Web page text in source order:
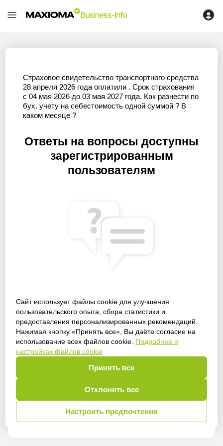
Сайт использует файлы cookie для улучшения
пользовательского опыта, сбора статистики и
предоставления персонализированных рекомендаций.
Нажимая кнопку «Принять все», Вы даёте согласие на
использование всех файлов cookie. Подробнее о
настройках файлов cookie
Принять все
Отклонить все
Настроить предпочтения
Страховое свидетельство транспортного средства
28 апреля 2026 года оплатили . Срок страхования
с 04 мая 2026 до 03 мая 2027 года. Как разнести по
бух. учету на себестоимость одной суммой ? В
каком месяце ?
Ответы на вопросы доступны
зарегистрированным
пользователям
Получить доступ